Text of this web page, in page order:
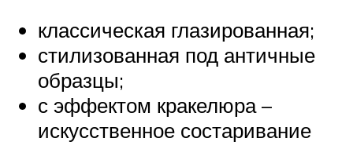
классическая глазированная;
стилизованная под античные
образцы;
с эффектом кракелюра –
искусственное состаривание